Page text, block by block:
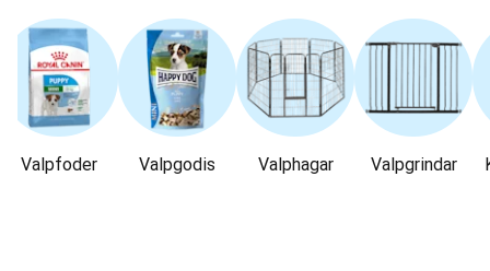
Valpfoder Valpgodis Valphagar Valpgrindar